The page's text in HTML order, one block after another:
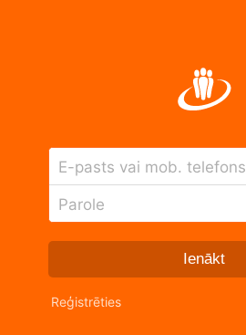
E-pasts vai mob. telefons
Parole
Ienākt
Reģistrēties